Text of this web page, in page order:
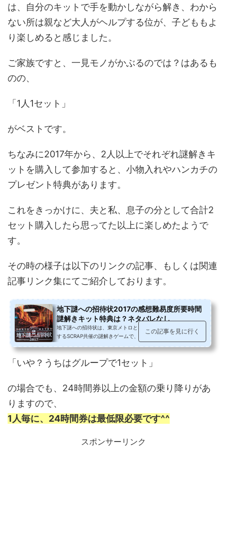
は、自分のキットで手を動かしながら解き、わから
ない所は親など大人がヘルプする位が、子どももよ
り楽しめると感じました。
ご家族ですと、一見モノがかぶるのでは？はあるも
のの、
「1人1セット」
がベストです。
ちなみに2017年から、2人以上でそれぞれ謎解きキ
ットを購入して参加すると、小物入れやハンカチの
プレゼント特典があります。
これをきっかけに、夫と私、息子の分として合計2
セット購入したら思ってた以上に楽しめたようで
す。
その時の様子は以下のリンクの記事、もしくは関連
記事リンク集にてご紹介しております。
地下謎への招待状2017の感想難易度所要時間
謎解きキット特典は？ネタバレなし
地下謎への招待状は、東京メトロとリアル脱出ゲームを企画運営
するSCRAP共催の謎解きゲームで、謎解きキットを使い、東京メ
この記事を見に行く
「いや？うちはグループで1セット」
の場合でも、24時間券以上の金額の乗り降りがあ
りますので、
1人毎に、24時間券は最低限必要です^^
スポンサーリンク